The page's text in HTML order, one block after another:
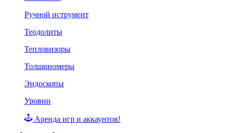
Ручной иструмент
Теодолиты
Тепловизоры
Толщиномеры
Эндоскопы
Уровни
Аренда игр и аккаунтов!